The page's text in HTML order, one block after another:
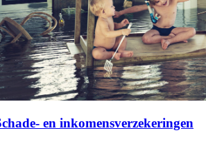
en inkomensverzekeringen